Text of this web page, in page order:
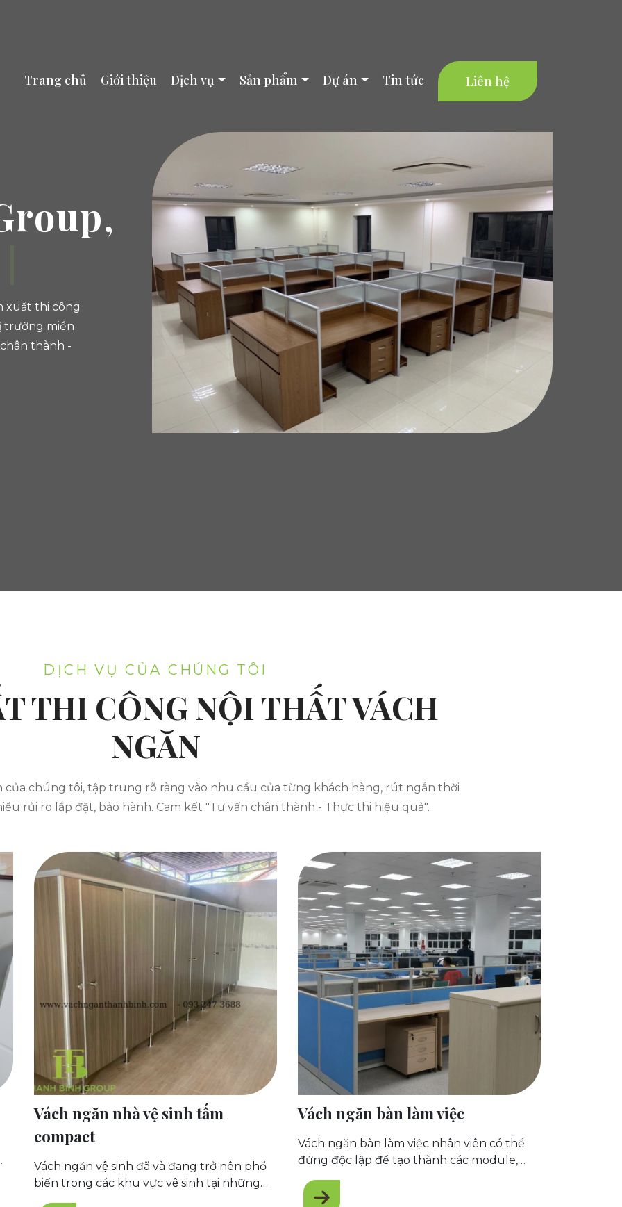
Trang chủ Giới thiệu Dịch vụ Sản phẩm Dự án Tin tức Liên hệ
xuất thi công
trường miền
thành -
DỊCH VỤ CỦA CHÚNG TÔI
THI CÔNG NỘI THẤT VÁCH
NGĂN
của chúng tôi, tập trung rõ ràng vào nhu cầu của từng khách hàng, rút ngắn thời
rủi ro lắp đặt, bảo hành. Cam kết "Tư vấn chân thành - Thực thi hiệu quả".
Vách ngăn nhà vệ sinh tấm
compact
Vách ngăn vệ sinh đã và đang trở nên phổ
biến trong các khu vực vệ sinh tại những
nơi đông người như trung tâm thương mại,
Vách ngăn bàn làm việc
Vách ngăn bàn làm việc nhân viên có thể
đứng độc lập để tạo thành các module,
ngăn chia khu vực làm việc một cách linh
hoạt, hiện đại, dễ tháo lắp, tính cơ động cao.